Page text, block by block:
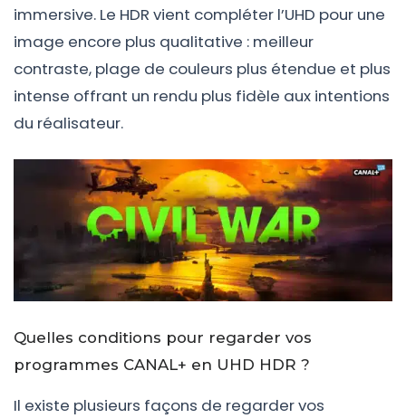
immersive. Le HDR vient compléter l’UHD pour une
image encore plus qualitative : meilleur
contraste, plage de couleurs plus étendue et plus
intense offrant un rendu plus fidèle aux intentions
du réalisateur.
Quelles conditions pour regarder vos
programmes CANAL+ en UHD HDR ?
Il existe plusieurs façons de regarder vos